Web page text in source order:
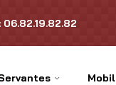
06.82.19.82.82